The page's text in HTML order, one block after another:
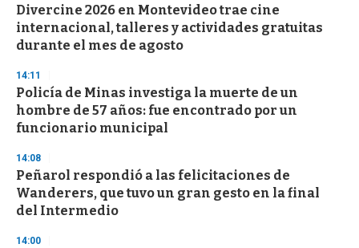
e
c
o
n
Divercine 2026 en Montevideo trae cine
internacional, talleres y actividades gratuitas
durante el mes de agosto
14:11
Policía de Minas investiga la muerte de un
hombre de 57 años: fue encontrado por un
funcionario municipal
14:08
Peñarol respondió a las felicitaciones de
Wanderers, que tuvo un gran gesto en la final
del Intermedio
14:00